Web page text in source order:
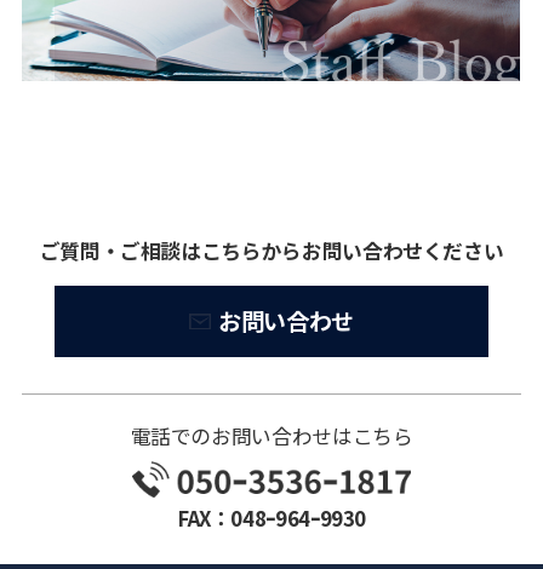
ご質問・ご相談はこちらからお問い合わせください
お問い合わせ
電話でのお問い合わせはこちら
FAX：048ｰ964ｰ9930